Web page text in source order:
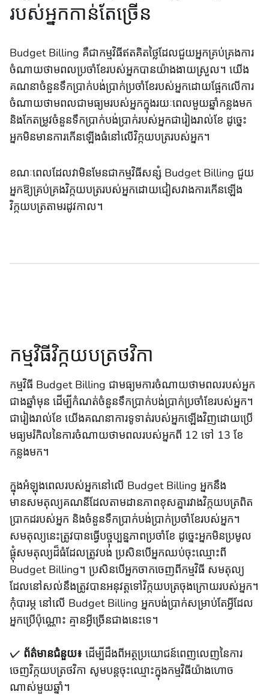
របស់អ្នកកាន់តែច្រើន
Budget Billing គឺជាកម្មវិធីឥតគិតថ្លៃដែលជួយអ្នកគ្រប់គ្រងការ
ចំណាយថាមពលប្រចាំខែរបស់អ្នកបានយ៉ាងងាយស្រួល។ យើង
គណនាចំនួនទឹកប្រាក់បង់ប្រាក់ប្រចាំខែរបស់អ្នកដោយផ្អែកលើការ
ចំណាយថាមពលជាមធ្យមរបស់អ្នកក្នុងរយៈពេលមួយឆ្នាំកន្លងមក
និងកែតម្រូវចំនួនទឹកប្រាក់បង់ប្រាក់របស់អ្នកជារៀងរាល់ខែ ដូច្នេះ
អ្នកមិនមានការកើនឡើងធំនៅលើវិក្កយបត្ររបស់អ្នក។
ខណៈពេលដែលវាមិនមែនជាកម្មវិធីសន្សំ Budget Billing ជួយ
អ្នកឱ្យគ្រប់គ្រងវិក្កយបត្ររបស់អ្នកដោយជៀសវាងការកើនឡើង
វិក្កយបត្រតាមរដូវកាល។
កម្មវិធីវិក្កយបត្រថវិកា
កម្មវិធី Budget Billing ជាមធ្យមការចំណាយថាមពលរបស់អ្នក
ជាងឆ្នាំមុន ដើម្បីកំណត់ចំនួនទឹកប្រាក់បង់ប្រាក់ប្រចាំខែរបស់អ្នក។
ជារៀងរាល់ខែ យើងគណនាការទូទាត់របស់អ្នកឡើងវិញដោយប្រើ
មធ្យមរំកិលនៃការចំណាយថាមពលរបស់អ្នកពី 12 ទៅ 13 ខែ
កន្លងមក។
ក្នុងអំឡុងពេលរបស់អ្នកនៅលើ Budget Billing អ្នកនឹង
មានសមតុល្យគណនីដែលតាមដានភាពខុសគ្នារវាងវិក្កយបត្រពិត
ប្រាកដរបស់អ្នក និងចំនួនទឹកប្រាក់បង់ប្រាក់ប្រចាំខែរបស់អ្នក។
សមតុល្យនេះត្រូវបានធ្វើបច្ចុប្បន្នភាពប្រចាំខែ ដូច្នេះអ្នកមិនប្រមូល
ផ្តុំសមតុល្យដ៏ធំដែលត្រូវបង់ ប្រសិនបើអ្នកឈប់ចុះឈ្មោះពី
Budget Billing។ ប្រសិនបើអ្នកចាកចេញពីកម្មវិធី សមតុល្យ
ដែលនៅសល់នឹងត្រូវបានអនុវត្តទៅវិក្កយបត្រចុងក្រោយរបស់អ្នក។
កុំបារម្ភ នៅលើ Budget Billing អ្នកបង់ប្រាក់សម្រាប់តែអ្វីដែល
អ្នកប្រើប៉ុណ្ណោះ គ្មានអ្វីច្រើនជាងនេះទេ។
✓ ព័ត៌មានជំនួយ៖ ដើម្បីដឹងពីអត្ថប្រយោជន៍ពេញលេញនៃការ
ចេញវិក្កយបត្រថវិកា សូមបន្តចុះឈ្មោះក្នុងកម្មវិធីយ៉ាងហោច
ណាស់មួយឆ្នាំ។